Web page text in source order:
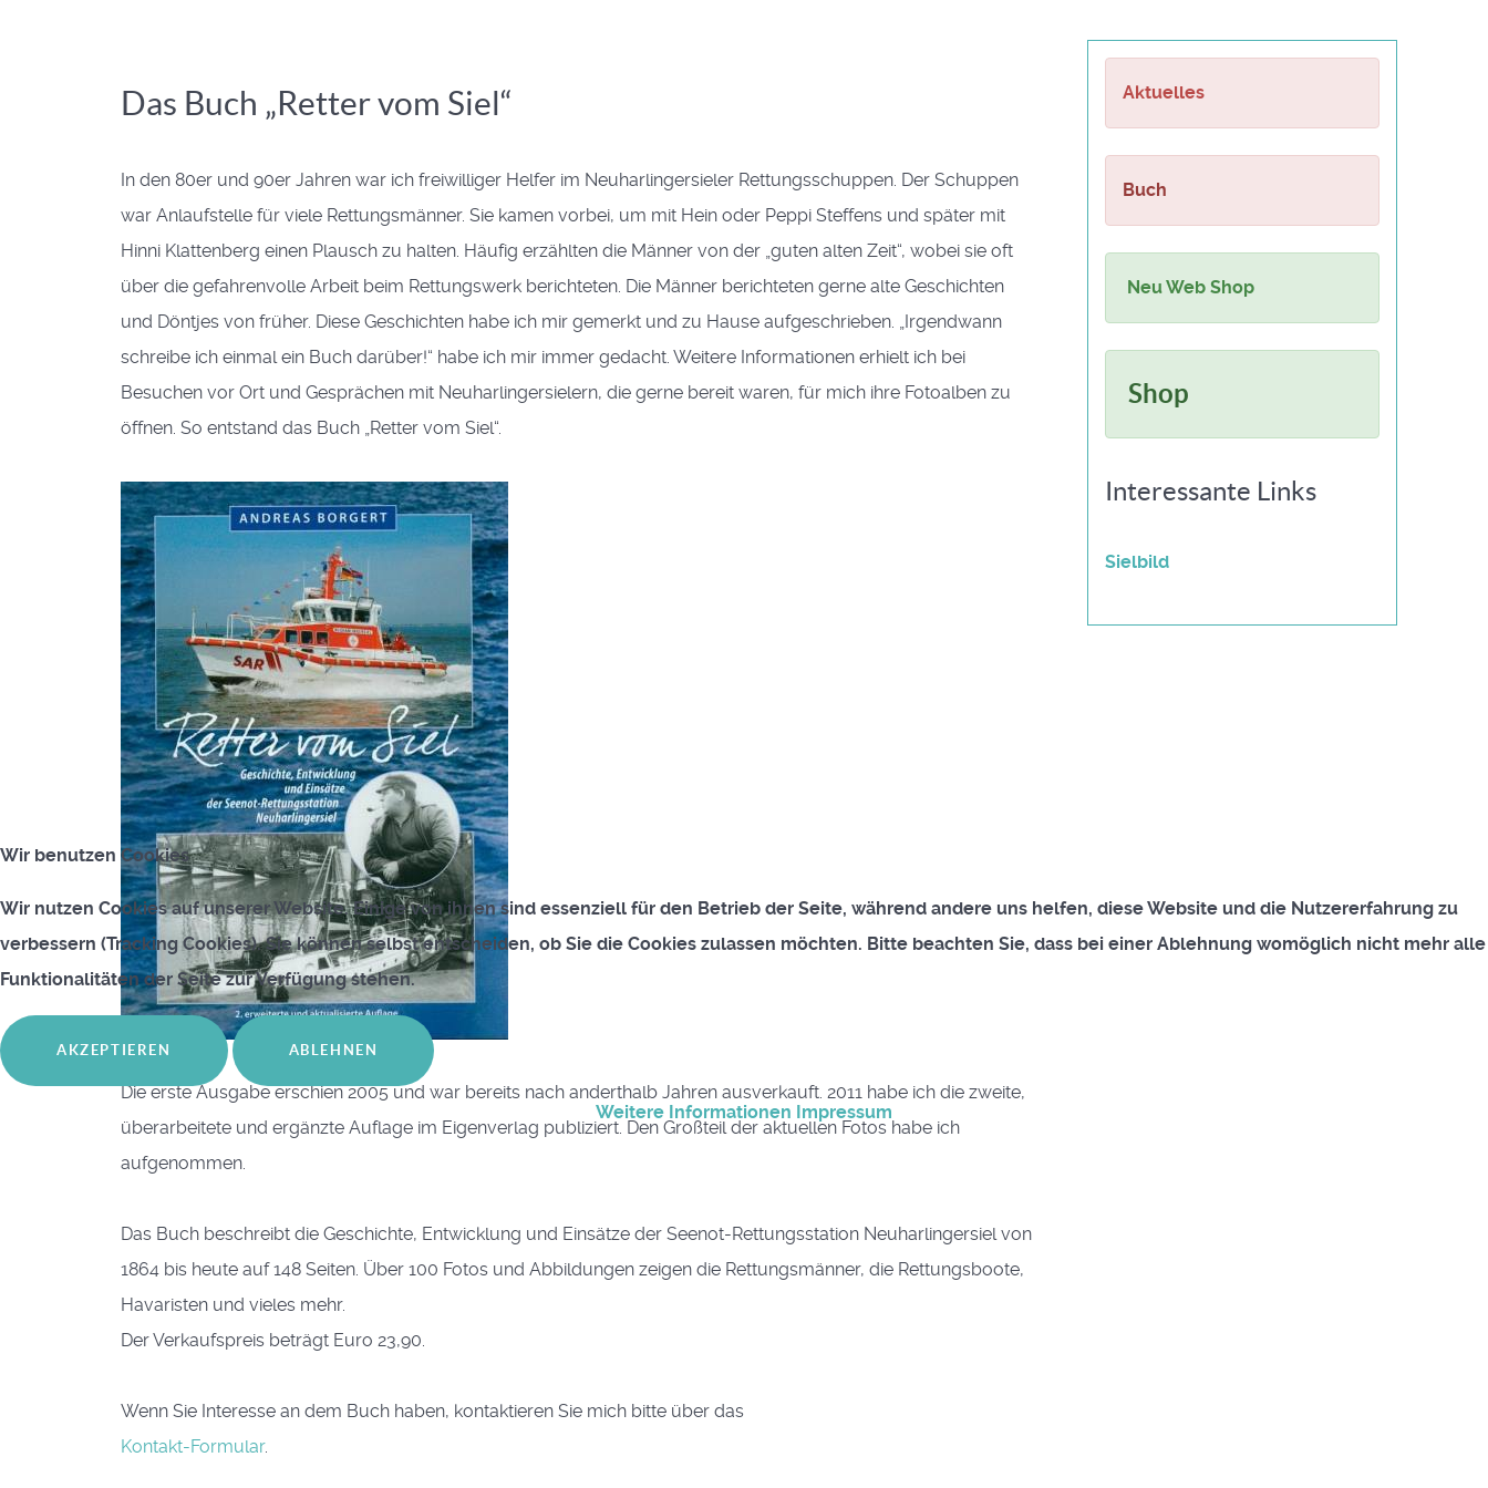
Das Buch „Retter vom Siel“
In den 80er und 90er Jahren war ich freiwilliger Helfer im Neuharlingersieler Rettungsschuppen. Der Schuppen
war Anlaufstelle für viele Rettungsmänner. Sie kamen vorbei, um mit Hein oder Peppi Steffens und später mit
Hinni Klattenberg einen Plausch zu halten. Häufig erzählten die Männer von der „guten alten Zeit“, wobei sie oft
über die gefahrenvolle Arbeit beim Rettungswerk berichteten. Die Männer berichteten gerne alte Geschichten
und Döntjes von früher. Diese Geschichten habe ich mir gemerkt und zu Hause aufgeschrieben. „Irgendwann
schreibe ich einmal ein Buch darüber!“ habe ich mir immer gedacht. Weitere Informationen erhielt ich bei
Besuchen vor Ort und Gesprächen mit Neuharlingersielern, die gerne bereit waren, für mich ihre Fotoalben zu
öffnen. So entstand das Buch „Retter vom Siel“.
Die erste Ausgabe erschien 2005 und war bereits nach anderthalb Jahren ausverkauft. 2011 habe ich die zweite,
überarbeitete und ergänzte Auflage im Eigenverlag publiziert. Den Großteil der aktuellen Fotos habe ich
aufgenommen.
Das Buch beschreibt die Geschichte, Entwicklung und Einsätze der Seenot-Rettungsstation Neuharlingersiel von
1864 bis heute auf 148 Seiten. Über 100 Fotos und Abbildungen zeigen die Rettungsmänner, die Rettungsboote,
Havaristen und vieles mehr.
Der Verkaufspreis beträgt Euro 23,90.
Wenn Sie Interesse an dem Buch haben, kontaktieren Sie mich bitte über das
Kontakt-Formular.
Aktuelles
Buch
Neu Web Shop
Shop
Interessante Links
Sielbild
Wir benutzen Cookies
Wir nutzen Cookies auf unserer Website. Einige von ihnen sind essenziell für den Betrieb der Seite, während andere uns helfen, diese Website und die Nutzererfahrung zu
verbessern (Tracking Cookies). Sie können selbst entscheiden, ob Sie die Cookies zulassen möchten. Bitte beachten Sie, dass bei einer Ablehnung womöglich nicht mehr alle
Funktionalitäten der Seite zur Verfügung stehen.
AKZEPTIEREN ABLEHNEN
Weitere Informationen Impressum